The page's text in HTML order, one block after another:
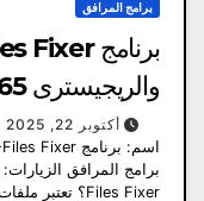
برامج المرافق
والريجيسترى 3.2.9.3065
أكتوبر 22, 2025